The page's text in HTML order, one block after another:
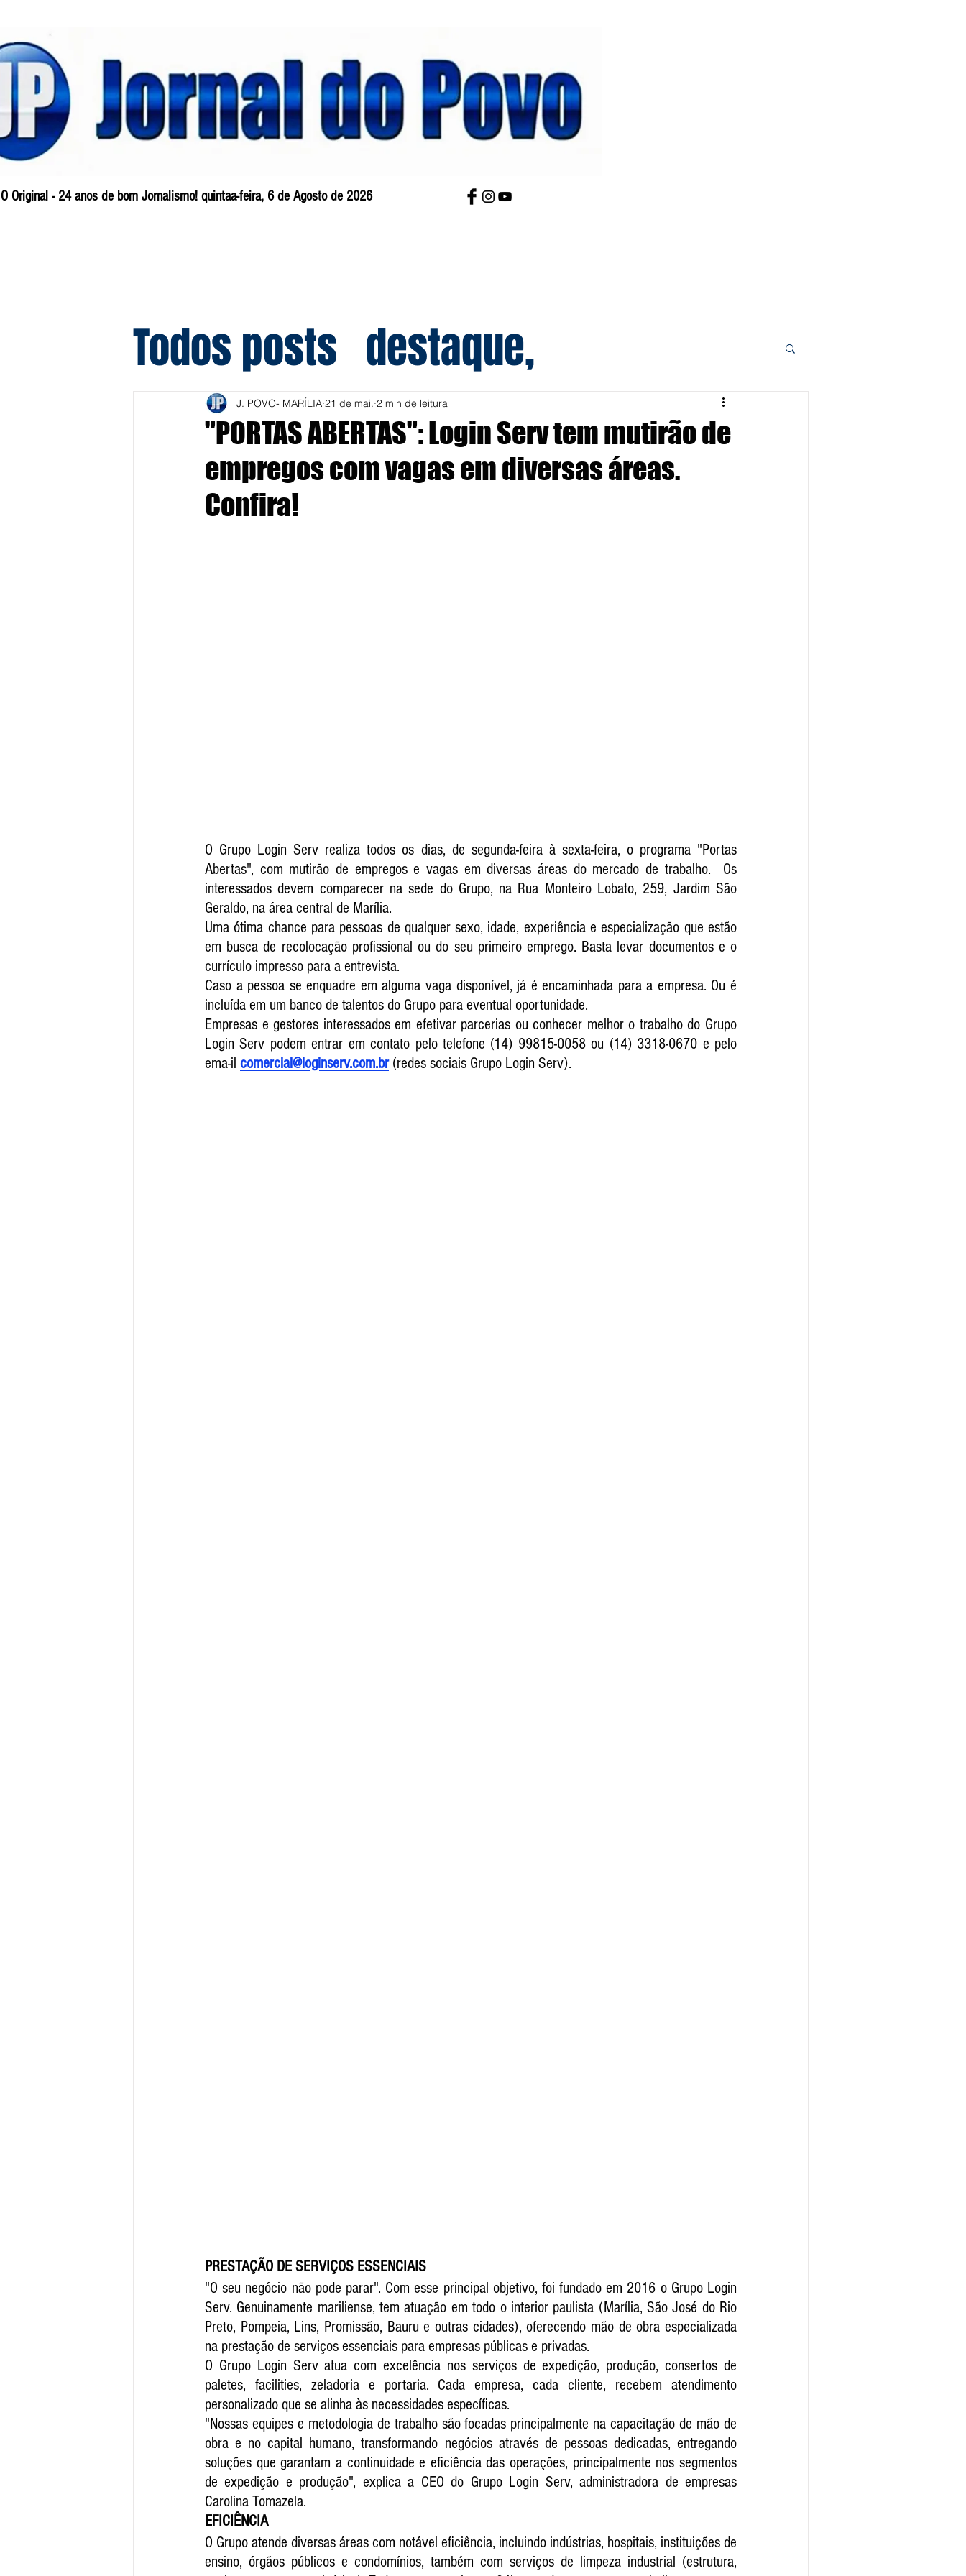
O Original - 24 anos de bom Jornalismo! quintaa-feira, 6 de Agosto de 2026
Todos posts destaque,
"PORTAS ABERTAS": Login Serv tem mutirão de
empregos com vagas em diversas áreas.
Confira!
J. POVO- MARÍLIA 21 de mai. 2 min de leitura
O Grupo Login Serv realiza todos os dias, de segunda-feira à sexta-feira, o programa "Portas
Abertas", com mutirão de empregos e vagas em diversas áreas do mercado de trabalho.  Os
interessados devem comparecer na sede do Grupo, na Rua Monteiro Lobato, 259, Jardim São
Geraldo, na área central de Marília.
Uma ótima chance para pessoas de qualquer sexo, idade, experiência e especialização que estão
em busca de recolocação profissional ou do seu primeiro emprego. Basta levar documentos e o
currículo impresso para a entrevista.
Caso a pessoa se enquadre em alguma vaga disponível, já é encaminhada para a empresa. Ou é
incluída em um banco de talentos do Grupo para eventual oportunidade.
Empresas e gestores interessados em efetivar parcerias ou conhecer melhor o trabalho do Grupo
Login Serv podem entrar em contato pelo telefone (14) 99815-0058 ou (14) 3318-0670 e pelo
ema-il comercial@loginserv.com.br (redes sociais Grupo Login Serv).
PRESTAÇÃO DE SERVIÇOS ESSENCIAIS
"O seu negócio não pode parar". Com esse principal objetivo, foi fundado em 2016 o Grupo Login
Serv. Genuinamente mariliense, tem atuação em todo o interior paulista (Marília, São José do Rio
Preto, Pompeia, Lins, Promissão, Bauru e outras cidades), oferecendo mão de obra especializada
na prestação de serviços essenciais para empresas públicas e privadas.
O Grupo Login Serv atua com excelência nos serviços de expedição, produção, consertos de
paletes, facilities, zeladoria e portaria. Cada empresa, cada cliente, recebem atendimento
personalizado que se alinha às necessidades específicas.
"Nossas equipes e metodologia de trabalho são focadas principalmente na capacitação de mão de
obra e no capital humano, transformando negócios através de pessoas dedicadas, entregando
soluções que garantam a continuidade e eficiência das operações, principalmente nos segmentos
de expedição e produção", explica a CEO do Grupo Login Serv, administradora de empresas
Carolina Tomazela.
EFICIÊNCIA
O Grupo atende diversas áreas com notável eficiência, incluindo indústrias, hospitais, instituições de
ensino, órgãos públicos e condomínios, também com serviços de limpeza industrial (estrutura,